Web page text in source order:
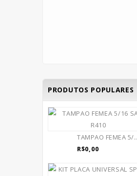
PRODUTOS POPULARES
TAMPAO FEMEA 5/..
R$0,00